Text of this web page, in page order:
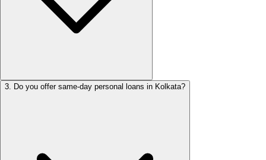
3. Do you offer same-day personal loans in Kolkata?